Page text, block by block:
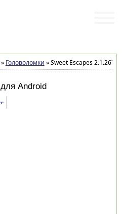
» Головоломки »Sweet Escapes 2.1.267
для Android